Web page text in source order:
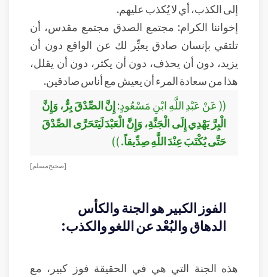
إلى الكذب، أي لا يُكذب عليهم.
إخواننا الكرام: مجتمع الصدق مجتمع مقدس، أن
تلتقي بإنسان صادق يعبِّر لك عن الواقع دون أن
يزيد، دون أن يحذف، دون أن يكثر، دون أن يقلل،
هذا من سعادة المرء أن يعيش مع أناس صادقين.
(( عَنْ عَبْدِ اللَّهِ ابْنِ مَسْعُودٍ:إِنَّ الصِّدْقَ بِرٌّ، وَإِنَّ
الْبِرَّ يَهْدِي إِلَى الْجَنَّةِ، وَإِنَّ الْعَبْدَ لَيَتَحَرَّى الصِّدْقَ
حَتَّى يُكْتَبَ عِنْدَ اللَّهِ صِدِّيقاً.))
[ صحيح مسلم ]
الفوز الكبير هو الجنة والكأس
الدهاق والبُعْد عن اللغو والكذب:
هذه الجنة التي هي في الحقيقة فوز كبير، مع